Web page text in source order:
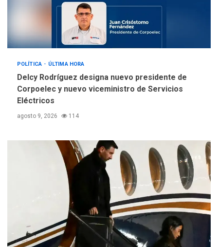
Núcleo del Sistema de
Orquestas Porlamar
POLÍTICA ÚLTIMA HORA
Delcy Rodríguez designa nuevo presidente de
Corpoelec y nuevo viceministro de Servicios
Eléctricos
agosto 9, 2026 114